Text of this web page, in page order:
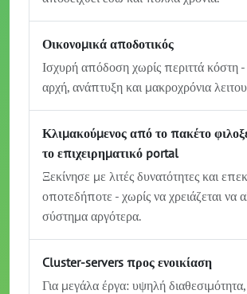
Οικονομικά αποδοτικός
Ισχυρή απόδοση χωρίς περιττά κόστη -
αρχή, ανάπτυξη και μακροχρόνια
Κλιμακούμενος από το πακέτο
το επιχειρηματικό portal
Ξεκίνησε με λιτές δυνατότητες και
οποτεδήποτε - χωρίς να χρειάζεται να
σύστημα αργότερα.
Cluster-servers προς ενοικίαση
Για μεγάλα έργα: υψηλή